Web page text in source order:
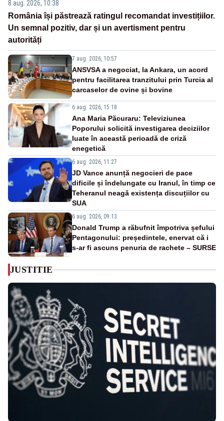
8 aug. 2026, 10:38
România își păstrează ratingul recomandat investițiilor.
Un semnal pozitiv, dar și un avertisment pentru
autorități
7 aug. 2026, 10:57
ANSVSA a negociat, la Ankara, un acord
pentru facilitarea tranzitului prin Turcia al
carcaselor de ovine și bovine
6 aug. 2026, 15:18
Ana Maria Păcuraru: Televiziunea
Poporului solicită investigarea deciziilor
luate în această perioadă de criză
enegetică
6 aug. 2026, 11:27
JD Vance anunță negocieri de pace
dificile și îndelungate cu Iranul, în timp ce
Teheranul neagă existența discuțiilor cu
SUA
6 aug. 2026, 09:13
Donald Trump a răbufnit împotriva șefului
Pentagonului: președintele, enervat că i
s-ar fi ascuns penuria de rachete – SURSE
JUSTITIE